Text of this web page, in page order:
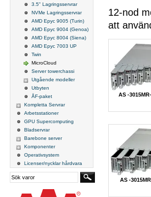
12-nod
att
AS -
AS -
3.5" Lagringsservrar
NVMe Lagringsservrar
AMD Epyc 9005 (Turin)
AMD Epyc 9004 (Genoa)
AMD Epyc 8004 (Siena)
AMD Epyc 7003 UP
Twin
MicroCloud
Server towerchassi
Utgående modeller
Utbyten
ÅF-paket
Kompletta Servrar
Arbetsstationer
GPU Supercomputing
Bladservrar
Barebone server
Komponenter
Operativsystem
Licenser/nycklar hårdvara